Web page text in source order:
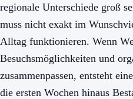
regionale Unterschiede groß
muss nicht exakt im
Alltag funktionieren. Wenn
Besuchsmöglichkeiten und
zusammenpassen, entsteht
die ersten Wochen hinaus